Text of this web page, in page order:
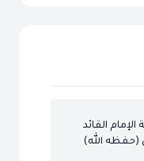
القائد
(حفظه الله)